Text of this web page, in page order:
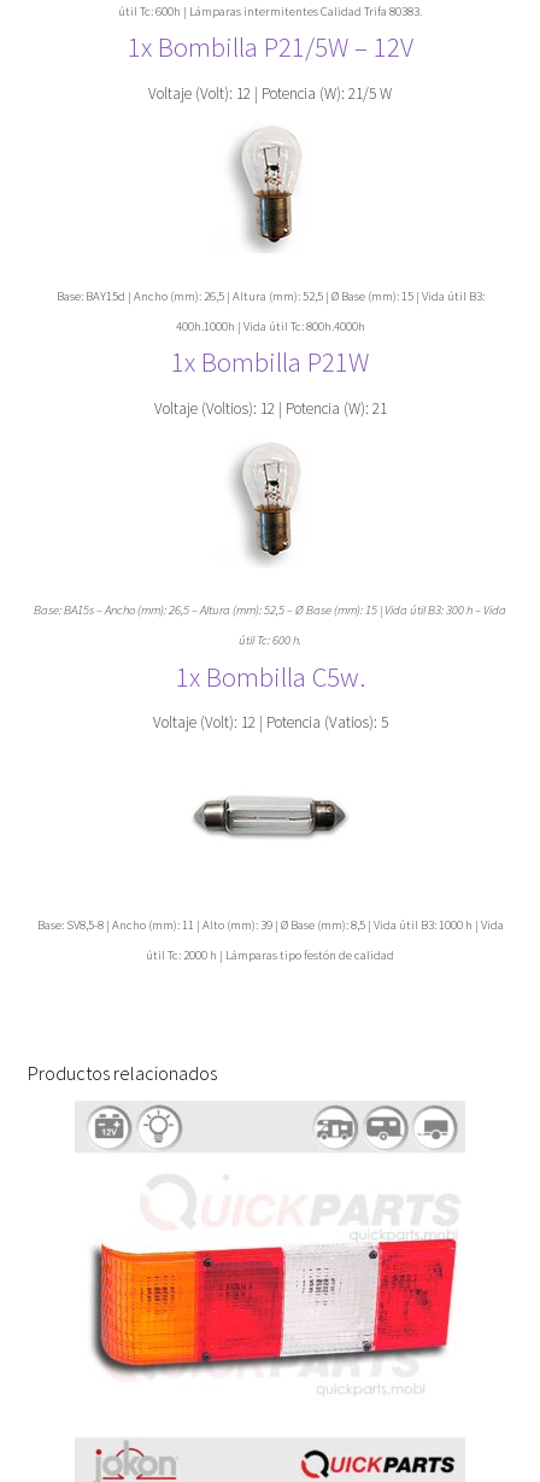
útil Tc: 600h | Lámparas intermitentes Calidad Trifa 80383.
1x Bombilla P21/5W – 12V
Voltaje (Volt): 12 | Potencia (W): 21/5 W
Base: BAY15d | Ancho (mm): 26,5 | Altura (mm): 52,5 | Ø Base (mm): 15 | Vida útil B3:
400h.1000h | Vida útil Tc: 800h.4000h
1x Bombilla P21W
Voltaje (Voltios): 12 | Potencia (W): 21
Base: BA15s – Ancho (mm): 26,5 – Altura (mm): 52,5 – Ø Base (mm): 15 | Vida útil B3: 300 h – Vida
útil Tc: 600 h.
1x Bombilla C5w.
Voltaje (Volt): 12 | Potencia (Vatios): 5
Base: SV8,5-8 | Ancho (mm): 11 | Alto (mm): 39 | Ø Base (mm): 8,5 | Vida útil B3: 1000 h | Vida
útil Tc: 2000 h | Lámparas tipo festón de calidad
Productos relacionados